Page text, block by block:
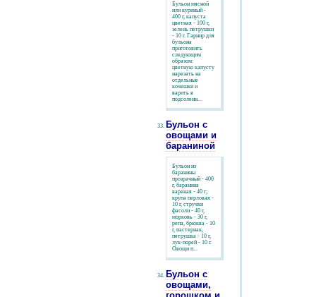
Бульон мясной
или куриный -
400 г, капуста
цветная - 100 г,
зелень петрушки
- 10 г. Гарнир для
бульона
приготовить
следующим
образом:
цветную капусту
нарезать на
отдельные
кочешки и
варить в
подсоленн...
Бульон с
овощами и
бараниной
Бульон из
баранины
прозрачный - 400
г, баранина
вареная - 40 г;
крупа перловая -
10 г, стручки
фасоли - 40 г,
морковь - 30 г,
репа, брюква - 10
г, пастернак,
петрушка - 10 г,
лук-порей - 10 г.
Овощи п...
Бульон с
овощами,